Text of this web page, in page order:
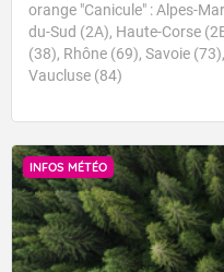
orange "Canicule" : Alpes-
du-Sud (2A), Haute-Corse
(38), Rhône (69), Savoie
Vaucluse (84)
INFOS MÉTÉO